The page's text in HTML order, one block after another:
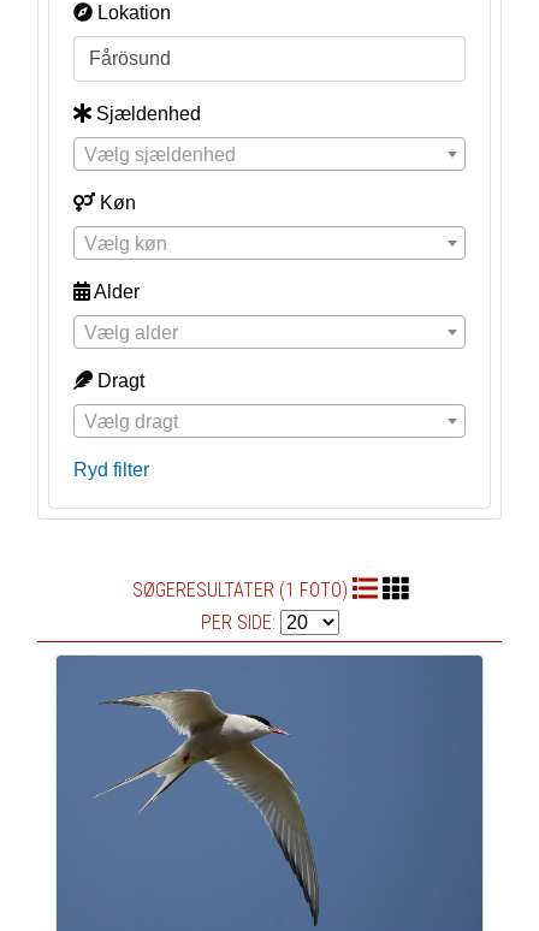
Lokation
Sjældenhed
Vælg sjældenhed
Køn
Vælg køn
Alder
Vælg alder
Dragt
Vælg dragt
Ryd filter
SØGERESULTATER (1 FOTO)
PER SIDE: